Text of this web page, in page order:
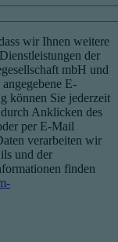
wir Ihnen weitere
der
mbH und
E-
können Sie jederzeit
Anklicken des
per E-Mail
verarbeiten wir
und der
finden